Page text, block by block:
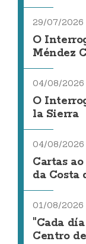
29/07/2026
O
Méndez
04/08/2026
O
la Sierra
04/08/2026
Cartas
da Costa
01/08/2026
"Cada
Centro